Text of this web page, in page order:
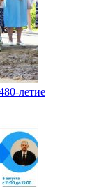
летие